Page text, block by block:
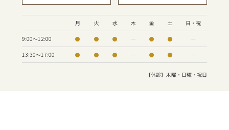
月 火 水 木 金 土 日・祝
9:00〜12:00 ● ● ● ― ● ● ―
13:30～17:00 ● ● ● ― ● ● ―
【休診】木曜・日曜・祝日